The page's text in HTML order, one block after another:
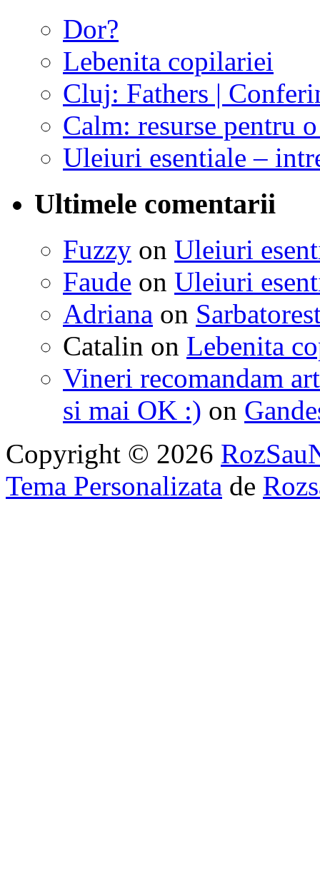
Dor?
Lebenita copilariei
Cluj: Fathers |
Calm: resurse pentru
Uleiuri esentiale –
Ultimele comentarii
Fuzzy on Uleiuri
Faude on Uleiuri
Adriana on
Catalin on Lebenita
Vineri recomandam
si mai OK :) on
Copyright © 2026
Tema Personalizata de